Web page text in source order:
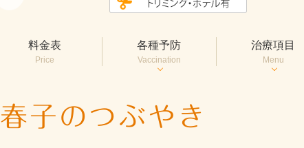
料金表
Price
各種予防
Vaccination
治療項目
Menu
春子のつぶやき